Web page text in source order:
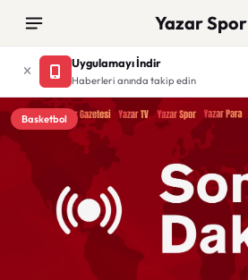
Yazar Spor
Uygulamayı İndir
Haberleri anında takip edin
Basketbol